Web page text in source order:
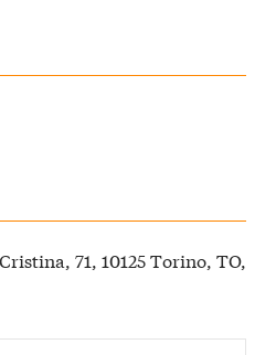
71, 10125 Torino, TO,